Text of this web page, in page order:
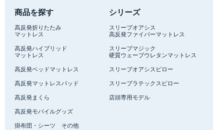
商品を探す
高反発折りたたみ
マットレス
高反発ハイブリッド
マットレス
高反発ベッドマットレス
高反発マットレスパッド
高反発まくら
高反発モバイルグッズ
掛布団・シーツ その他
シリーズ
スリープオアシス
高反発ファイバーマットレス
スリープマジック
硬質ウェーブウレタンマットレス
スリープオアシスピロー
スリープラテックスピロー
店頭専用モデル